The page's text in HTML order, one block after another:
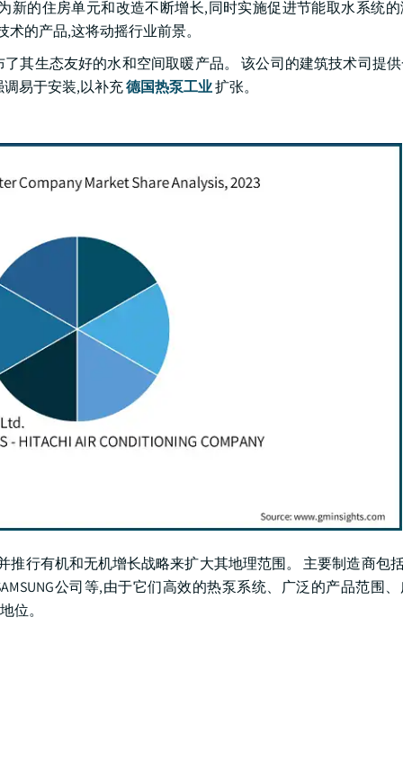
新的住房单元和改造不断增长,同时实施促进节能取水系统
的产品,这将动摇行业前景。
了其生态友好的水和空间取暖产品。 该公司的建筑技术司提
调易于安装,以补充德国热泵工业扩张。
行有机和无机增长战略来扩大其地理范围。 主要制造商包
公司等,由于它们高效的热泵系统、广泛的产品范围
位。